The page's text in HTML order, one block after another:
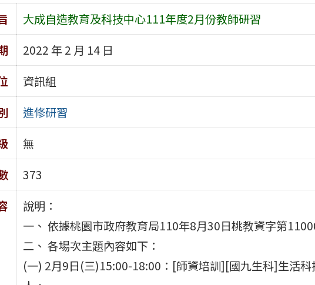
大成自造教育及科技中心111年度2月份教師研習
2022 年 2 月 14 日
資訊組
進修研習
無
373
說明：
一、 依據桃園市政府教育局110年8月30日桃教資字第
二、 各場次主題內容如下：
(一) 2月9日(三)15:00-18:00：[師資培訓][國九生科]生活